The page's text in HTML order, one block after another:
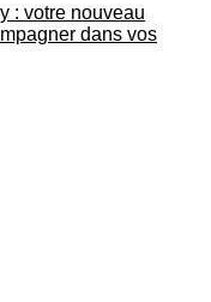
: votre nouveau
dans vos